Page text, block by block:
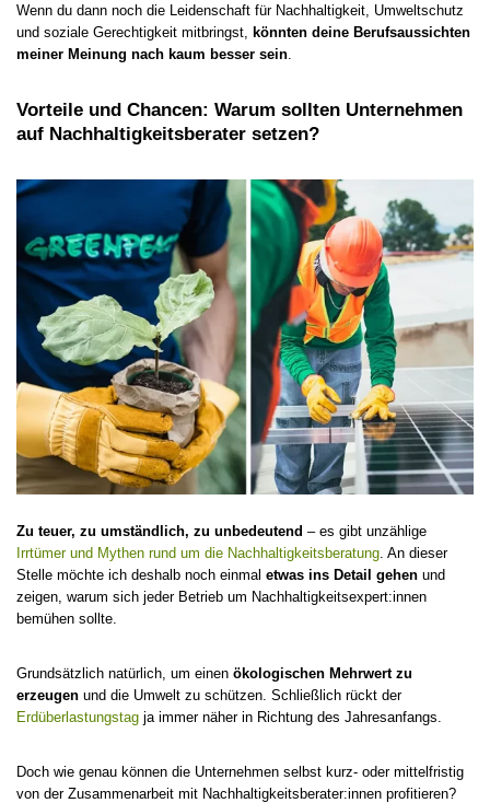
Wenn du dann noch die Leidenschaft für Nachhaltigkeit, Umweltschutz
und soziale Gerechtigkeit mitbringst,
könnten deine Berufsaussichten
meiner Meinung nach kaum besser sein
Vorteile und Chancen: Warum sollten Unternehmen
auf Nachhaltigkeitsberater setzen?
Zu teuer, zu umständlich, zu unbedeutend – es gibt unzählige
Irrtümer und Mythen rund um die Nachhaltigkeitsberatung . An dieser
Stelle möchte ich deshalb noch einmal etwas ins Detail gehen und
zeigen, warum sich jeder Betrieb um Nachhaltigkeitsexpert:innen
bemühen sollte.
Grundsätzlich natürlich, um einen ökologischen Mehrwert zu
erzeugen und die Umwelt zu schützen. Schließlich rückt der
Erdüberlastungstag ja immer näher in Richtung des Jahresanfangs.
Doch wie genau können die Unternehmen selbst kurz- oder mittelfristig
von der Zusammenarbeit mit Nachhaltigkeitsberater:innen profitieren?